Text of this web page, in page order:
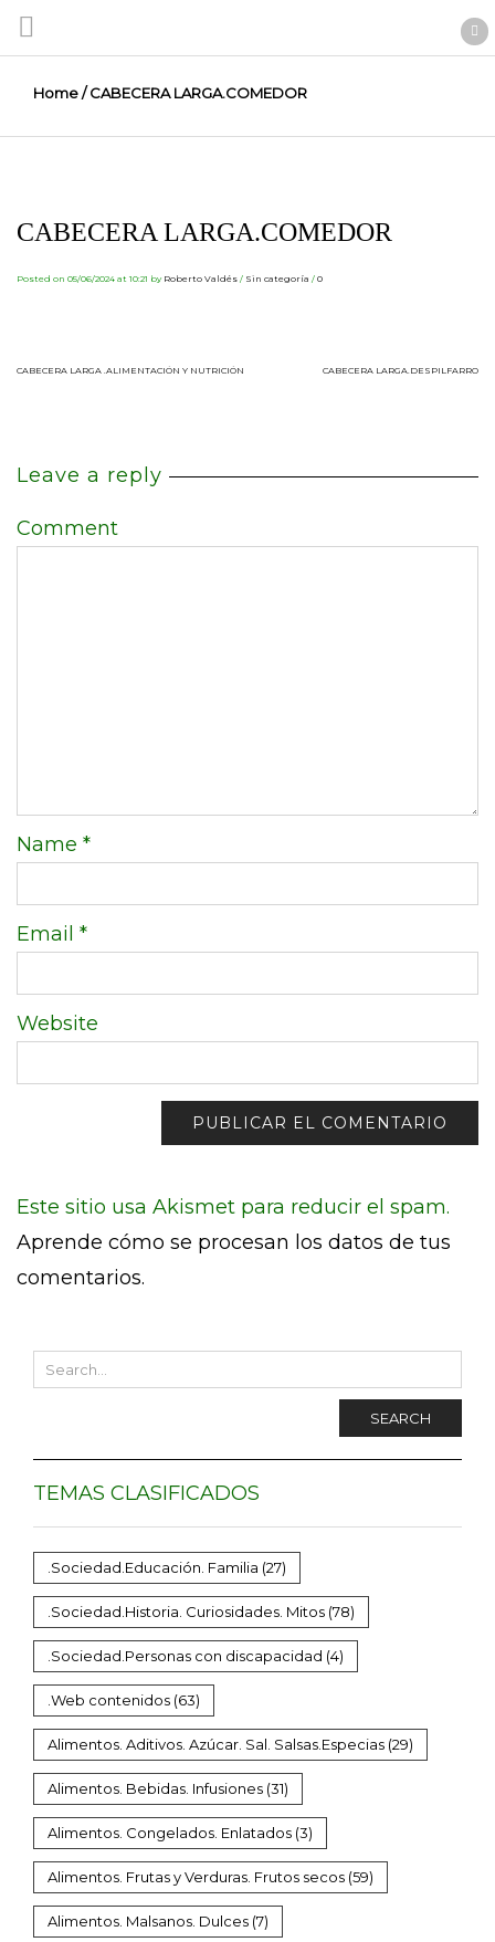
Home/ CABECERA LARGA.COMEDOR
CABECERA LARGA.COMEDOR
Posted on 05/06/2024 at 10:21 by Roberto Valdés / Sin categoría / 0
CABECERA LARGA .ALIMENTACIÓN Y NUTRICIÓN CABECERA LARGA.DESPILFARRO
Leave a reply
Comment
Name *
Email *
Website
Este sitio usa Akismet para reducir el spam.
Aprende cómo se procesan los datos de tus
comentarios.
SEARCH
TEMAS CLASIFICADOS
.Sociedad.Educación. Familia (27)
.Sociedad.Historia. Curiosidades. Mitos (78)
.Sociedad.Personas con discapacidad (4)
.Web contenidos (63)
Alimentos. Aditivos. Azúcar. Sal. Salsas.Especias (29)
Alimentos. Bebidas. Infusiones (31)
Alimentos. Congelados. Enlatados (3)
Alimentos. Frutas y Verduras. Frutos secos (59)
Alimentos. Malsanos. Dulces (7)